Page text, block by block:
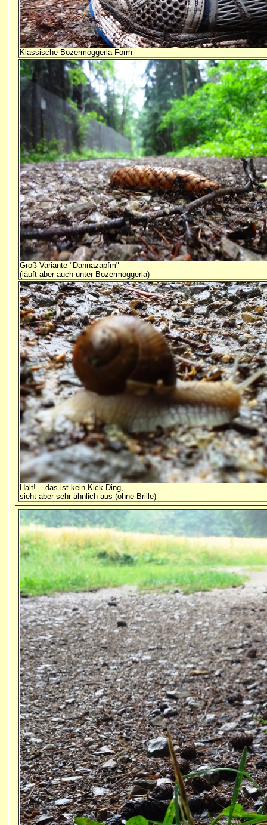
Klassische Bozermoggerla-Form
Groß-Variante "Dannazapfm"
(läuft aber auch unter Bozermoggerla)
Halt! ...das ist kein Kick-Ding,
sieht aber sehr ähnlich aus (ohne Brille)